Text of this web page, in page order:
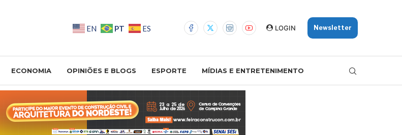
EN PT ES LOGIN Newsletter
ECONOMIA OPINIÕES E BLOGS ESPORTE MÍDIAS E ENTRETENIMENTO